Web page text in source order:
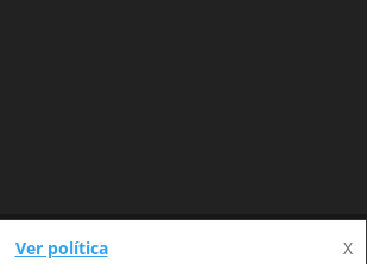
X
Ver política